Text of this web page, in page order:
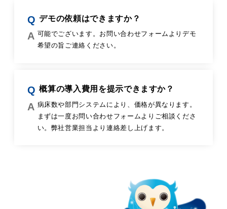
デモの依頼はできますか？
可能でございます。お問い合わせフォームよりデモ
希望の旨ご連絡ください。
概算の導入費用を提示できますか？
病床数や部門システムにより、価格が異なります。
まずは一度お問い合わせフォームよりご相談くださ
い。弊社営業担当より連絡差し上げます。